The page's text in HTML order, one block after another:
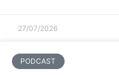
27/07/2026
PODCAST